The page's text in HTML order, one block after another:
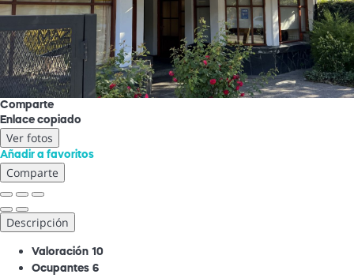
Comparte
Enlace copiado
Ver fotos
Añadir a favoritos
Comparte
Descripción
Valoración 10
Ocupantes 6